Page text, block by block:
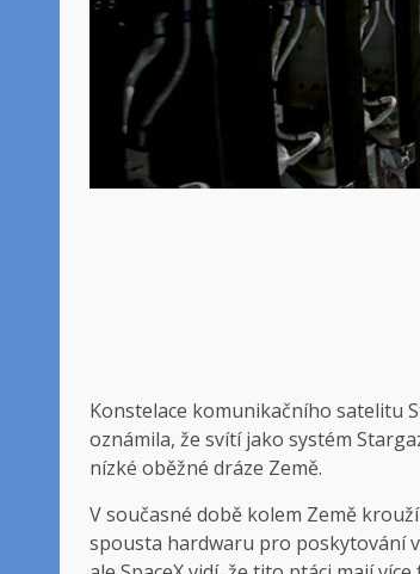
Konstelace komunikačního satelitu
oznámila, že svítí jako systém
nízké oběžné dráze Země.
V současné době kolem Země
spousta hardwaru pro poskytování